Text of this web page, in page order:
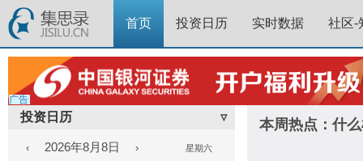
首页 投资日历 实时数据 社区-
广告
投资日历 ▿
‹ 2026年8月8日 › 星期六
本周热点：什